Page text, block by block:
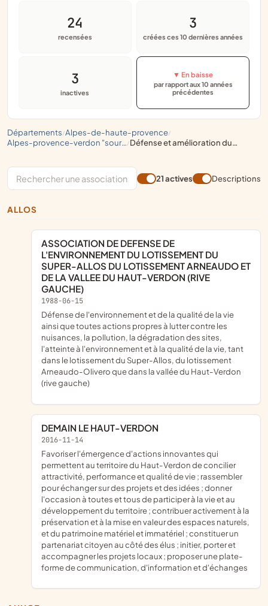
départements/ alpes-de-haute-provence/
alpes-provence-verdon "sources de lumière" / défense et amélioration du cadre de vie
24
recensées
3
créées ces 10 dernières années
3
inactives
▼ En baisse
par rapport aux 10 années
précédentes
21 actives Descriptions
ALLOS
ASSOCIATION DE DEFENSE DE
L'ENVIRONNEMENT DU LOTISSEMENT DU
SUPER-ALLOS DU LOTISSEMENT ARNEAUDO ET
DE LA VALLEE DU HAUT-VERDON (RIVE
GAUCHE)
1988-06-15
défense de l'environnement et de la qualité de la vie
ainsi que toutes actions propres à lutter contre les
nuisances, la pollution, la dégradation des sites,
l'atteinte à l'environnement et à la qualité de la vie, tant
dans le lotissement du Super-Allos, du lotissement
Arneaudo-Olivero que dans la vallée du Haut-Verdon
(rive gauche)
DEMAIN LE HAUT-VERDON
2016-11-14
favoriser l'émergence d'actions innovantes qui
permettent au territoire du Haut-Verdon de concilier
attractivité, performance et qualité de vie ; rassembler
pour échanger sur des projets et des idées ; donner
l'occasion à toutes et tous de participer à la vie et au
développement du territoire ; contribuer activement à la
préservation et à la mise en valeur des espaces naturels,
et du patrimoine matériel et immatériel ; constituer un
partenariat citoyen au côté des élus ; initier, porter et
accompagner les projets locaux ; proposer une plate-
forme de communication, d'information et d'échanges